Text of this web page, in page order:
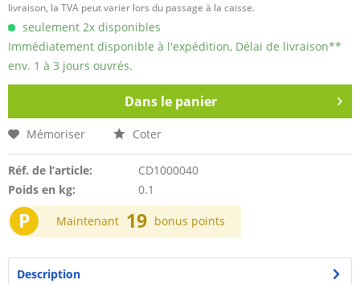
livraison, la TVA peut varier lors du passage à la caisse.
seulement 2x disponibles
Immédiatement disponible à l'expédition, Délai de livraison**
env. 1 à 3 jours ouvrés.
Dans le panier
Mémoriser Coter
Réf. de l’article:
CD1000040
Poids en kg:
0.1
P Maintenant 19 bonus points
Description